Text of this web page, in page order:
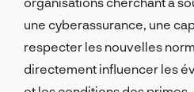
une cyberassurance, une
respecter les nouvelles
directement influencer les